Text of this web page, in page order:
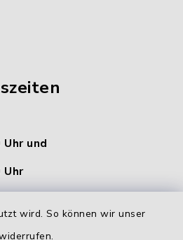
wird. So können wir unser
und
Uhr